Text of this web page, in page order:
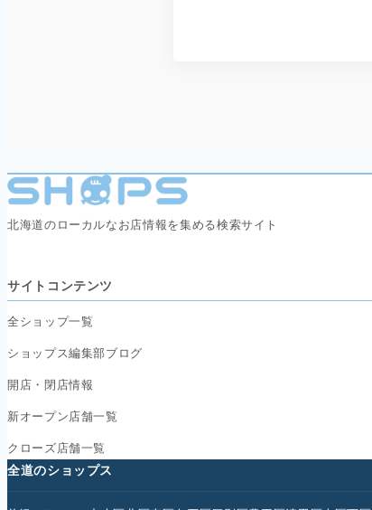
北海道のローカルなお店情報を集める検索サイト
サイトコンテンツ
全ショップ一覧
ショップス編集部ブログ
開店・閉店情報
新オープン店舗一覧
クローズ店舗一覧
全道のショップス